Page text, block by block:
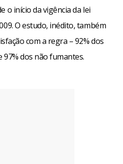
o início da vigência da lei
O estudo, inédito, também
com a regra – 92% dos
dos não fumantes.